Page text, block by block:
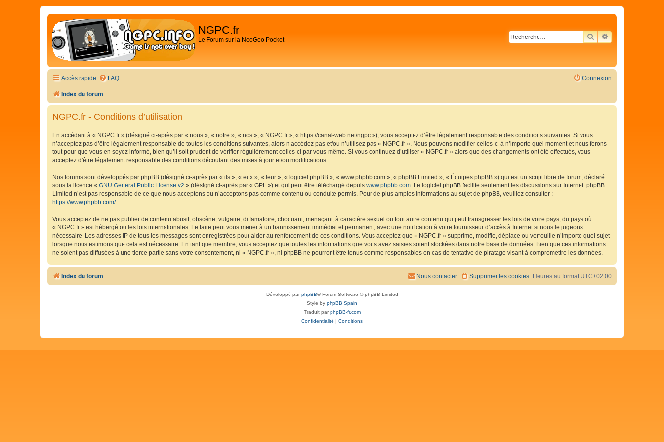
NGPC.fr
Le Forum sur la NeoGeo Pocket RECHERCHER
RECHERCHE
Accès rapide FAQ Connexion
Index du forum
NGPC.fr - Conditions d’utilisation
En accédant à « NGPC.fr » (désigné ci-après par « nous », « notre », « nos », « NGPC.fr », « https://canal-web.net/ngpc »), vous acceptez d’être légalement responsable des conditions suivantes. Si vous
n’acceptez pas d’être légalement responsable de toutes les conditions suivantes, alors n’accédez pas et/ou n’utilisez pas « NGPC.fr ». Nous pouvons modifier celles-ci à n’importe quel moment et nous ferons
tout pour que vous en soyez informé, bien qu’il soit prudent de vérifier régulièrement celles-ci par vous-même. Si vous continuez d’utiliser « NGPC.fr » alors que des changements ont été effectués, vous
acceptez d’être légalement responsable des conditions découlant des mises à jour et/ou modifications.
Nos forums sont développés par phpBB (désigné ci-après par « ils », « eux », « leur », « logiciel phpBB », « www.phpbb.com », « phpBB Limited », « Équipes phpBB ») qui est un script libre de forum, déclaré
sous la licence « GNU General Public License v2 » (désigné ci-après par « GPL ») et qui peut être téléchargé depuis www.phpbb.com. Le logiciel phpBB facilite seulement les discussions sur Internet. phpBB
Limited n’est pas responsable de ce que nous acceptons ou n’acceptons pas comme contenu ou conduite permis. Pour de plus amples informations au sujet de phpBB, veuillez consulter :
https://www.phpbb.com/.
Vous acceptez de ne pas publier de contenu abusif, obscène, vulgaire, diffamatoire, choquant, menaçant, à caractère sexuel ou tout autre contenu qui peut transgresser les lois de votre pays, du pays où
« NGPC.fr » est hébergé ou les lois internationales. Le faire peut vous mener à un bannissement immédiat et permanent, avec une notification à votre fournisseur d’accès à Internet si nous le jugeons
nécessaire. Les adresses IP de tous les messages sont enregistrées pour aider au renforcement de ces conditions. Vous acceptez que « NGPC.fr » supprime, modifie, déplace ou verrouille n’importe quel sujet
lorsque nous estimons que cela est nécessaire. En tant que membre, vous acceptez que toutes les informations que vous avez saisies soient stockées dans notre base de données. Bien que ces informations
ne soient pas diffusées à une tierce partie sans votre consentement, ni « NGPC.fr », ni phpBB ne pourront être tenus comme responsables en cas de tentative de piratage visant à compromettre les données.
Index du forum Heures au format UTC+02:00
Supprimer les cookies
Nous contacter
Développé parphpBB® Forum Software © phpBB Limited
Style by phpBB Spain
Traduit parphpBB-fr.com
Confidentialité
Conditions